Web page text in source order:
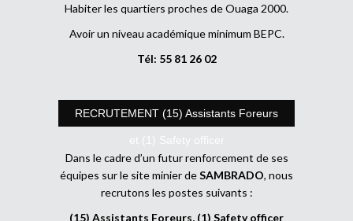
Habiter les quartiers proches de Ouaga 2000.
Avoir un niveau académique minimum BEPC.
Tél: 55 81 26 02
RECRUTEMENT (15) Assistants Foreurs
et (1) Safety officer
Dans le cadre d’un futur renforcement de ses
équipes sur le site minier deSAMBRADO, nous
recrutons les postes suivants :
(15) Assistants Foreurs, (1) Safety officer